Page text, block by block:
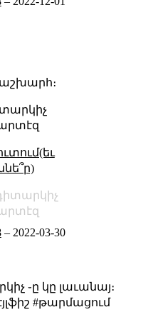
– 2022-03-30
֊ը կը լաւանայ։
#թարմացում